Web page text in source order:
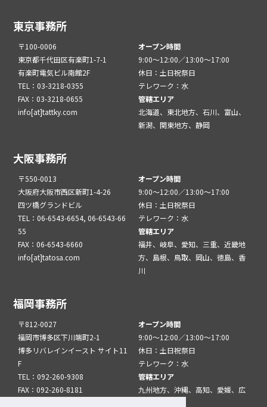
東京事務所
〒100-0006
東京都千代田区有楽町1-7-1
有楽町電気ビル南館2F
TEL：03-3218-0355
FAX：03-3218-0655
info[at]tattky.com
オープン時間
9:00～12:00／13:00～17:00
休日：土日祝祭日
テレワーク：水
管轄エリア
北海道、東北地方、石川、富山、
新潟、関東地方、静岡
大阪事務所
〒550-0013
大阪府大阪市西区新町1-4-26
四ツ橋グランドビル
TEL：06-6543-6654, 06-6543-66
55
FAX：06-6543-6660
info[at]tatosa.com
オープン時間
9:00～12:00／13:00～17:00
休日：土日祝祭日
テレワーク：水
管轄エリア
福井、岐阜、愛知、三重、近畿地
方、島根、鳥取、岡山、徳島、香
川
福岡事務所
〒812-0027
福岡市博多区下川端町2-1
博多リバレインイースト サイト11
F
TEL：092-260-9308
FAX：092-260-8181
オープン時間
9:00～12:00／13:00～17:00
休日：土日祝祭日
テレワーク：水
管轄エリア
九州地方、沖縄、高知、愛媛、広